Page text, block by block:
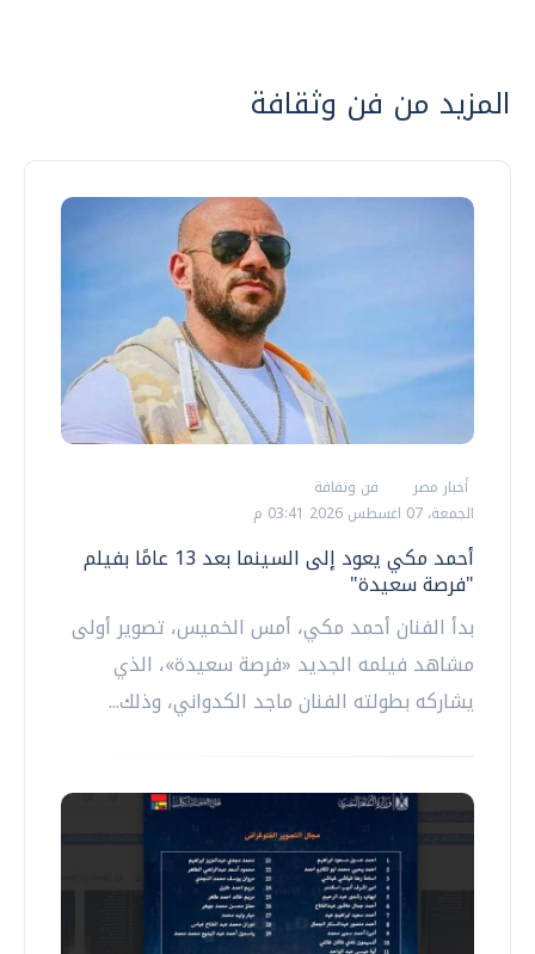
المزيد من فن وثقافة
أخبار مصر
فن وثقافة
الجمعة، 07 اغسطس 2026 03:41 م
أحمد مكي يعود إلى السينما بعد 13 عامًا بفيلم
"فرصة سعيدة"
‏بدأ الفنان أحمد مكي، أمس الخميس، تصوير أولى
مشاهد فيلمه الجديد «فرصة سعيدة»، الذي
يشاركه بطولته الفنان ماجد الكدواني، وذلك...